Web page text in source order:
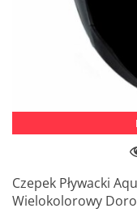
Czepek Pływacki
Wielokolorowy